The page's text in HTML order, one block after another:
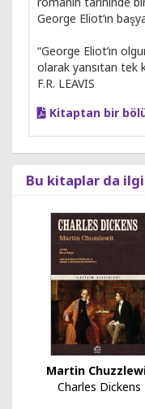
George Eliot’ın
“George Eliot’ın
olarak yansıtan tek
F.R. LEAVIS
Kitaptan bir
Bu kitaplar da
Martin
Charles Dickens